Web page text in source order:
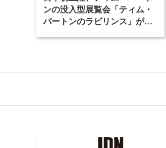
ンの没入型展覧会「ティム・
バートンのラビリンス」が東